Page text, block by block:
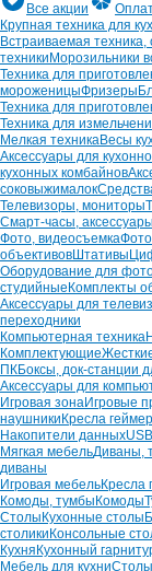
Все акции
Крупная техника для
Встраиваемая техника,
техники Морозильники
Техника для
мороженицыФризеры
Техника для
Техника для
Мелкая техникаВесы
Аксессуары для
кухонных комбайнов
соковыжималок
Телевизоры, мониторы
Смарт-часы, аксессуары
Фото, видеосъемка
объективовШтативы
Оборудование для
студийные Комплекты
Аксессуары для
переходники
Компьютерная техника
Комплектующие
ПКБоксы, док-станции
Аксессуары для
Игровая зонаИгровые
наушники Кресла
Накопители данных
Мягкая мебельДиваны,
диваны
Игровая мебельКресла
Комоды, тумбы Комоды
Столы Кухонные столы
столики Консольные
Кухня Кухонный
Мебель для кухни